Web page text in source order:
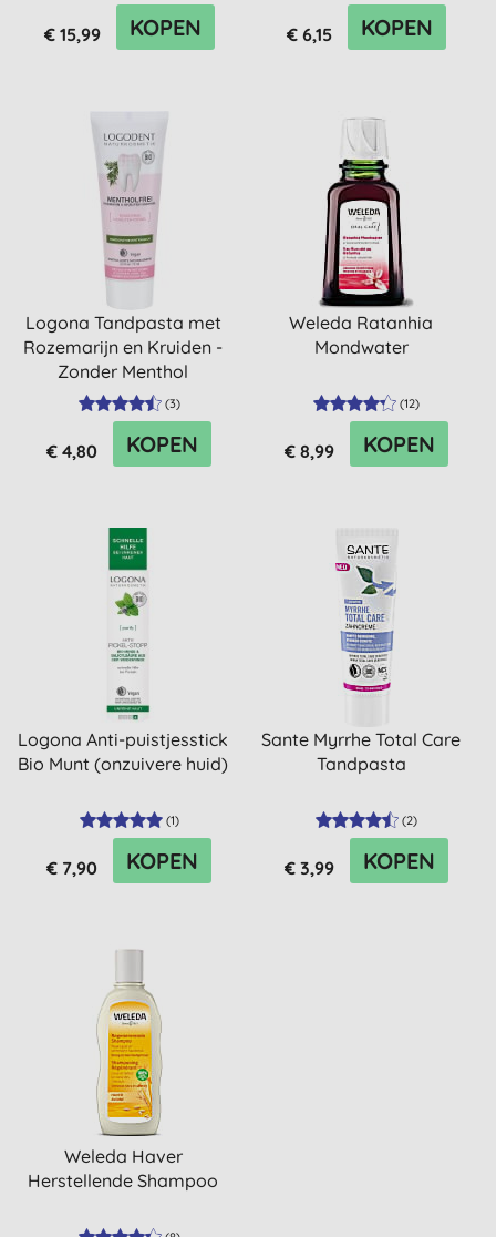
€ 15,99 KOPEN € 6,15 KOPEN
Logona Tandpasta met
Rozemarijn en Kruiden -
Zonder Menthol
(3)
€ 4,80 KOPEN
Weleda Ratanhia
Mondwater
(12)
€ 8,99 KOPEN
Logona Anti-puistjesstick
Bio Munt (onzuivere huid)
(1)
€ 7,90 KOPEN
Sante Myrrhe Total Care
Tandpasta
(2)
€ 3,99 KOPEN
Weleda Haver
Herstellende Shampoo